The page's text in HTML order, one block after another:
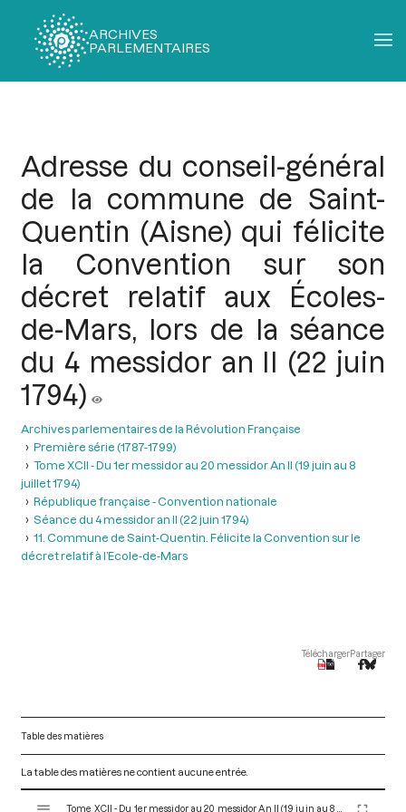
ARCHIVES
PARLEMENTAIRES
Adresse du conseil-général
de la commune de Saint-
Quentin (Aisne) qui félicite
la Convention sur son
décret relatif aux Écoles-
de-Mars, lors de la séance
du 4 messidor an II (22 juin
1794)
Archives parlementaires de la Révolution Française
Première série (1787-1799)
Tome XCII - Du 1er messidor au 20 messidor An II (19 juin au 8
juillet 1794)
République française - Convention nationale
Séance du 4 messidor an II (22 juin 1794)
11. Commune de Saint-Quentin. Félicite la Convention sur le
décret relatif à l’Ecole-de-Mars
TéléchargerPartager
Table des matières
La table des matières ne contient aucune entrée.